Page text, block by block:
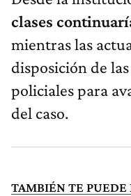
clases
mientras las
disposición de
policiales para
del caso.
TAMBIÉN TE PUEDE